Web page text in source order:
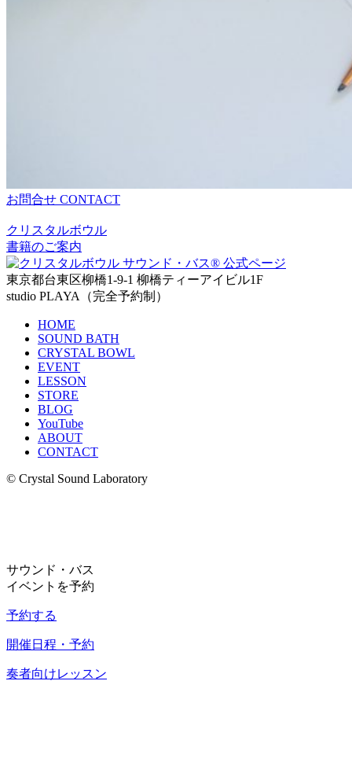
お問合せ CONTACT
クリスタルボウル
書籍のご案内
東京都台東区柳橋1-9-1 柳橋ティーアイビル1F
studio PLAYA（完全予約制）
HOME
SOUND BATH
CRYSTAL BOWL
EVENT
LESSON
STORE
BLOG
YouTube
ABOUT
CONTACT
© Crystal Sound Laboratory
サウンド・バス
イベントを予約
予約する
開催日程・予約
奏者向けレッスン